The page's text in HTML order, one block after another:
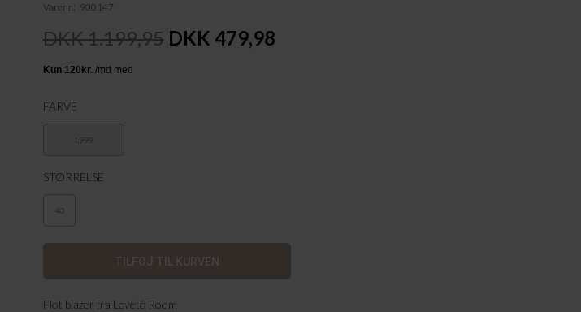
Varenr. 900147
DKK 1.199,95 DKK 479,98
FARVE
L999
STØRRELSE
40
Flot blazer fra Leveté Room